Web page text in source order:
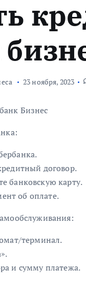
23 ноября, 2023
Бизнес
договор.
банковскую карту.
об оплате.
терминал.
и сумму платежа.